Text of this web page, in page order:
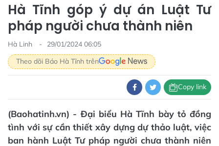
Hà Tĩnh góp ý dự án Luật Tư
pháp người chưa thành niên
Hà Linh
29/01/2024 06:05
Theo dõi Báo Hà Tĩnh trên
Copy link
(Baohatinh.vn) - Đại biểu Hà Tĩnh bày tỏ đồng
tình với sự cần thiết xây dựng dự thảo luật, việc
ban hành Luật Tư pháp người chưa thành niên